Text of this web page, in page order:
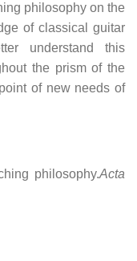
philosophy on the
of classical guitar
understand this
the prism of the
of new needs of
philosophy.Acta